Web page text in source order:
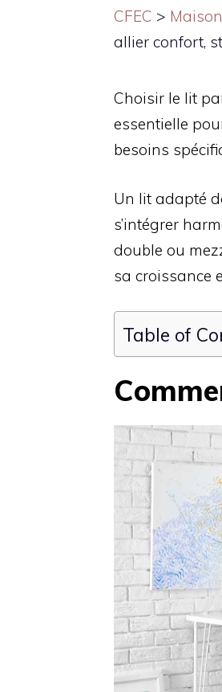
CFEC > Maison
allier confort,
Choisir le lit
essentielle
besoins
Un lit adapté
s’intégrer
double ou
sa croissance
Table of